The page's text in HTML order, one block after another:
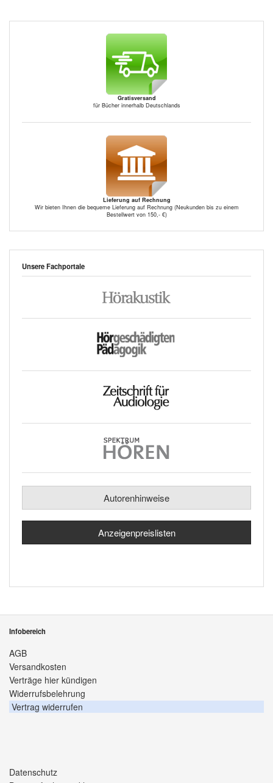
Gratisversand
für Bücher innerhalb Deutschlands
Lieferung auf Rechnung
Wir bieten Ihnen die bequeme Lieferung auf Rechnung (Neukunden bis zu einem
Bestellwert von 150,- €)
Unsere Fachportale
Autorenhinweise
Anzeigenpreislisten
Infobereich
AGB
Versandkosten
Verträge hier kündigen
Widerrufsbelehrung
Vertrag widerrufen
Datenschutz